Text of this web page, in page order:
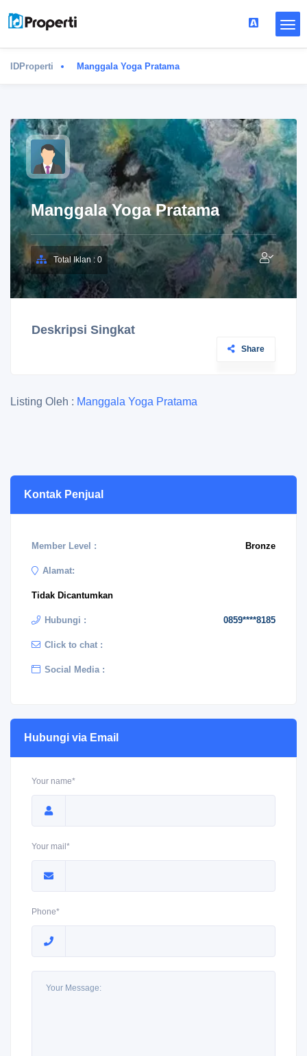
IDProperti Manggala Yoga Pratama
Manggala Yoga Pratama
Total Iklan : 0
Deskripsi Singkat
Share
Listing Oleh : Manggala Yoga Pratama
Kontak Penjual
Member Level : Bronze
Alamat:
Tidak Dicantumkan
Hubungi : 0859****8185
Click to chat :
Social Media :
Hubungi via Email
Your name*
Your mail*
Phone*